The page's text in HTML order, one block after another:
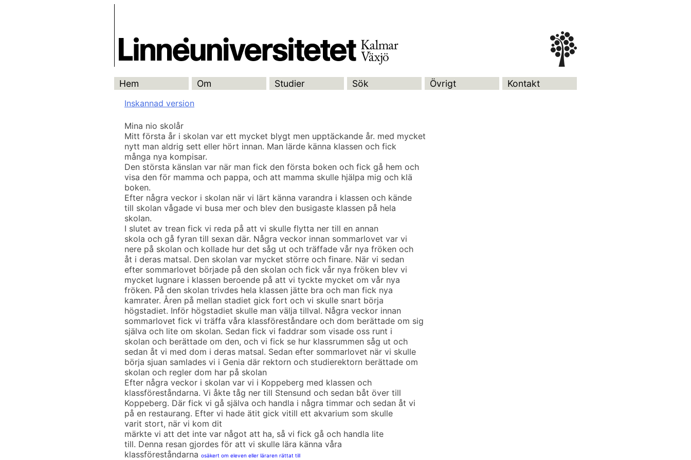
Hem Om Studier Sök Övrigt Kontakt
Inskannad version
Mina nio skolår
Mitt första år i skolan var ett mycket blygt men upptäckande år. med mycket
nytt man aldrig sett eller hört innan. Man lärde känna klassen och fick
många nya kompisar.
Den största känslan var när man fick den första boken och fick gå hem och
visa den för mamma och pappa, och att mamma skulle hjälpa mig och klä
boken.
Efter några veckor i skolan när vi lärt känna varandra i klassen och kände
till skolan vågade vi busa mer och blev den busigaste klassen på hela
skolan.
I slutet av trean fick vi reda på att vi skulle flytta ner till en annan
skola och gå fyran till sexan där. Några veckor innan sommarlovet var vi
nere på skolan och kollade hur det såg ut och träffade vår nya fröken och
åt i deras matsal. Den skolan var mycket större och finare. När vi sedan
efter sommarlovet började på den skolan och fick vår nya fröken blev vi
mycket lugnare i klassen beroende på att vi tyckte mycket om vår nya
fröken. På den skolan trivdes hela klassen jätte bra och man fick nya
kamrater. Åren på mellan stadiet gick fort och vi skulle snart börja
högstadiet. Inför högstadiet skulle man välja tillval. Några veckor innan
sommarlovet fick vi träffa våra klassföreståndare och dom berättade om sig
själva och lite om skolan. Sedan fick vi faddrar som visade oss runt i
skolan och berättade om den, och vi fick se hur klassrummen såg ut och
sedan åt vi med dom i deras matsal. Sedan efter sommarlovet när vi skulle
börja sjuan samlades vi i Genia där rektorn och studierektorn berättade om
skolan och regler dom har på skolan
Efter några veckor i skolan var vi i Koppeberg med klassen och
klassföreståndarna. Vi åkte tåg ner till Stensund och sedan båt över till
Koppeberg. Där fick vi gå själva och handla i några timmar och sedan åt vi
på en restaurang. Efter vi hade ätit gick vitill ett akvarium som skulle
varit stort, när vi kom dit
märkte vi att det inte var något att ha, så vi fick gå och handla lite
till. Denna resan gjordes för att vi skulle lära känna våra
klassföreståndarna osäkert om eleven eller läraren rättat till